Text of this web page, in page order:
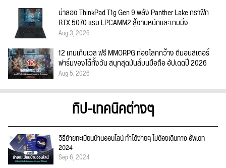
น่าลอง ThinkPad T1g Gen 9 พลัง Panther Lake กราฟิก
RTX 5070 แรม LPCAMM2 สู้งานหนักและเกมมิ่ง
Aug 3, 2026
12 เกมเก็บเวล ฟรี MMORPG ท่องโลกกว้าง ตีมอนสเตอร์
ฟาร์มของได้ทั้งวัน สนุกสุดมันส์บนมือถือ อัปเดตปี 2026
Aug 5, 2026
ทิป-เทคนิคต่างๆ
วิธีย้ายทะเบียนบ้านออนไลน์ ทำได้ง่ายๆ ไม่ต้องเดินทาง อัพเดท
2024
Sep 6, 2024